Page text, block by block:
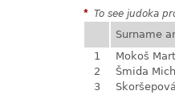
* To see judoka
Surname
1
Mokoš
2
Šmida
3